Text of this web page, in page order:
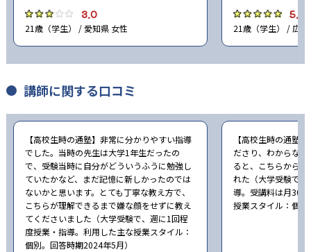
3.0
21歳（学生） / 愛知県 女性
5.0
21歳（学生） / 広島
講師に関する口コミ
【高校生時の通塾】非常に分かりやすい指導
でした。当時の先生は大学1年生だったの
で、受験当時に自分がどういうふうに勉強し
ていたかなど、まだ記憶に新しかったのでは
ないかと思います。とても丁寧な教え方で、
こちらが理解できるまで嫌な顔をせずに教え
てくださいました（大学受験で、週に1回程
度授業・指導。利用した主な授業スタイル：
個別。回答時期2024年5月）
【高校生時の通塾
ださり、わからな
ると、こちらから
れた（大学受験で
導。受講料は月
授業スタイル：個